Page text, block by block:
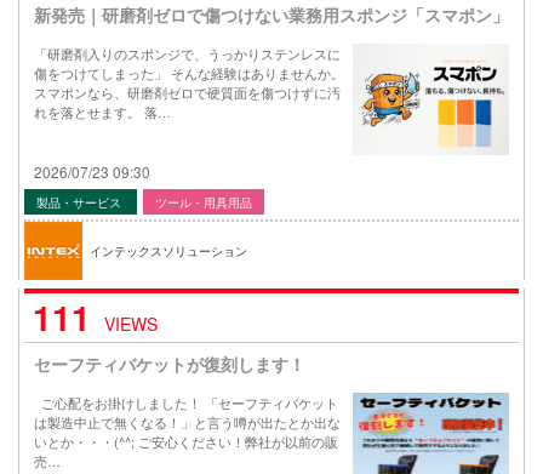
新発売｜研磨剤ゼロで傷つけない業務用スポンジ「スマポン」
「研磨剤入りのスポンジで、うっかりステンレスに
傷をつけてしまった」 そんな経験はありませんか。
スマポンなら、研磨剤ゼロで硬質面を傷つけずに汚
れを落とせます。 落…
2026/07/23 09:30
製品・サービス ツール・用具用品
インテックスソリューション
111
VIEWS
セーフティバケットが復刻します！
ご心配をお掛けしました！ 「セーフティバケット
は製造中止で無くなる！」と言う噂が出たとか出な
いとか・・・(^^; ご安心ください！弊社が以前の販
売…